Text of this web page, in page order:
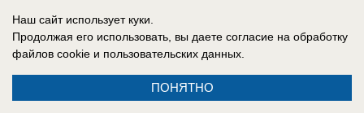
Наш сайт использует куки.
Продолжая его использовать, вы даете согласие на обработку
файлов cookie и пользовательских данных.
ПОНЯТНО